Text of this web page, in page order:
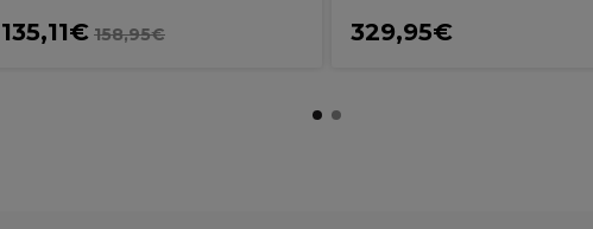
135,11€ 158,95€ 329,95€